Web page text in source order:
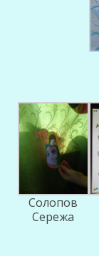
Солопов
Сережа